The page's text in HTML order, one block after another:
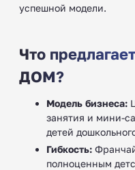
успешной модели.
Что
ДОМ?
Модель бизнеса:
занятия и мини-
детей
Гибкость:
полноценным